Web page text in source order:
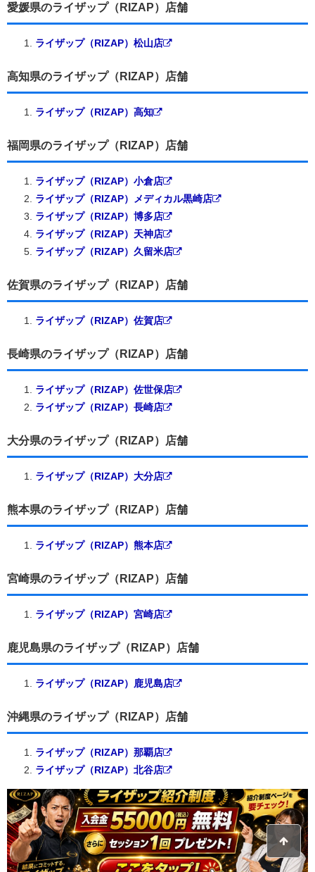
愛媛県のライザップ（RIZAP）店舗
ライザップ（RIZAP）松山店
高知県のライザップ（RIZAP）店舗
ライザップ（RIZAP）高知
福岡県のライザップ（RIZAP）店舗
ライザップ（RIZAP）小倉店
ライザップ（RIZAP）メディカル黒崎店
ライザップ（RIZAP）博多店
ライザップ（RIZAP）天神店
ライザップ（RIZAP）久留米店
佐賀県のライザップ（RIZAP）店舗
ライザップ（RIZAP）佐賀店
長崎県のライザップ（RIZAP）店舗
ライザップ（RIZAP）佐世保店
ライザップ（RIZAP）長崎店
大分県のライザップ（RIZAP）店舗
ライザップ（RIZAP）大分店
熊本県のライザップ（RIZAP）店舗
ライザップ（RIZAP）熊本店
宮崎県のライザップ（RIZAP）店舗
ライザップ（RIZAP）宮崎店
鹿児島県のライザップ（RIZAP）店舗
ライザップ（RIZAP）鹿児島店
沖縄県のライザップ（RIZAP）店舗
ライザップ（RIZAP）那覇店
ライザップ（RIZAP）北谷店